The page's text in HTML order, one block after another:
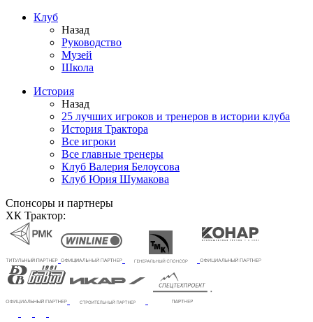
Клуб
Назад
Руководство
Музей
Школа
История
Назад
25 лучших игроков и тренеров в истории клуба
История Трактора
Все игроки
Все главные тренеры
Клуб Валерия Белоусова
Клуб Юрия Шумакова
Спонсоры и партнеры
ХК Трактор: